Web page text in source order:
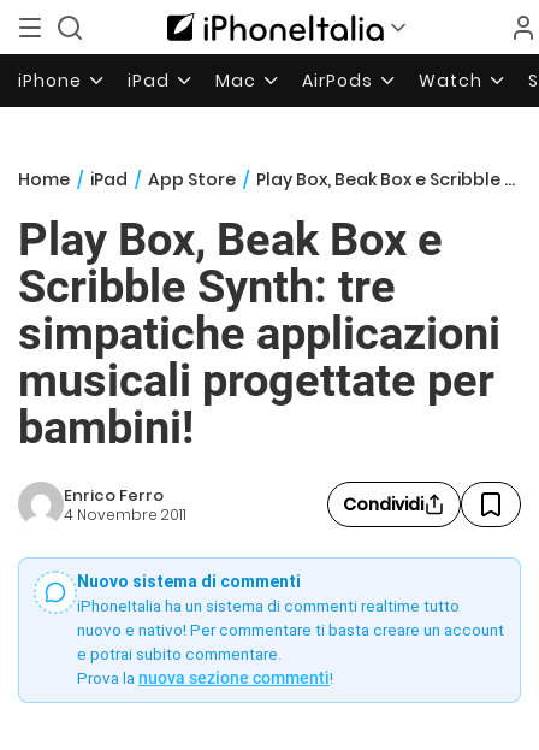
iPhone iPad Mac AirPods Watch
Home / iPad / App Store / Play Box, Beak Box e Scribble Synth: tre simpatiche applicazioni musicali progettate per bambini!
Play Box, Beak Box e
Scribble Synth: tre
simpatiche applicazioni
musicali progettate per
bambini!
Enrico Ferro
4 Novembre 2011 Condividi
Nuovo sistema di commenti
iPhoneItalia ha un sistema di commenti realtime tutto
nuovo e nativo! Per commentare ti basta creare un account
e potrai subito commentare.
Prova la nuova sezione commenti!